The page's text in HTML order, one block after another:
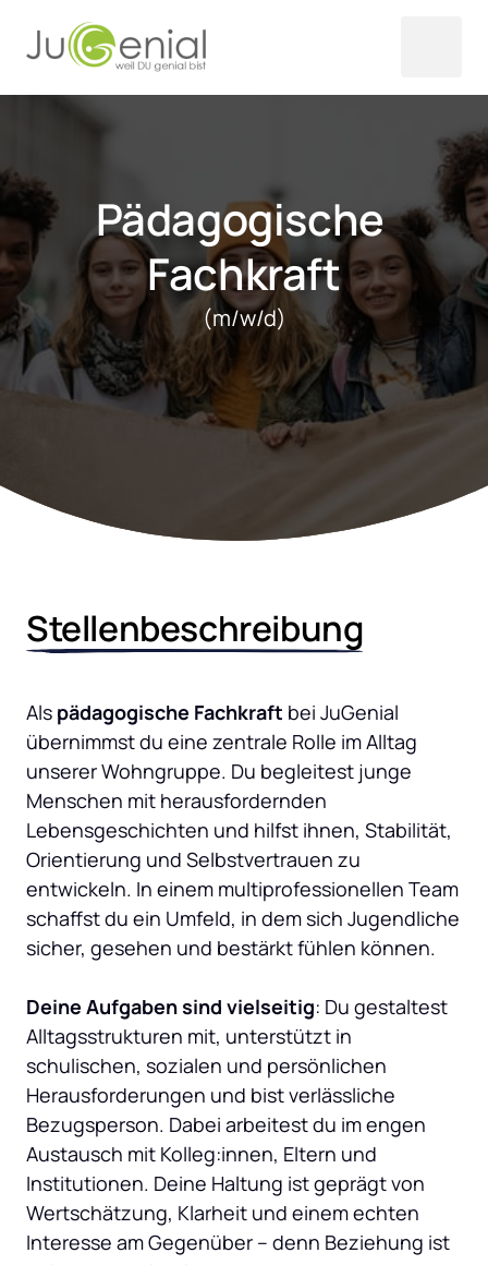
Pädagogische
Fachkraft
(m/w/d)
Stellenbeschreibung
Als pädagogische Fachkraft bei JuGenial
übernimmst du eine zentrale Rolle im Alltag
unserer Wohngruppe. Du begleitest junge
Menschen mit herausfordernden
Lebensgeschichten und hilfst ihnen, Stabilität,
Orientierung und Selbstvertrauen zu
entwickeln. In einem multiprofessionellen Team
schaffst du ein Umfeld, in dem sich Jugendliche
sicher, gesehen und bestärkt fühlen können.
Deine Aufgaben sind vielseitig: Du gestaltest
Alltagsstrukturen mit, unterstützt in
schulischen, sozialen und persönlichen
Herausforderungen und bist verlässliche
Bezugsperson. Dabei arbeitest du im engen
Austausch mit Kolleg:innen, Eltern und
Institutionen. Deine Haltung ist geprägt von
Wertschätzung, Klarheit und einem echten
Interesse am Gegenüber – denn Beziehung ist